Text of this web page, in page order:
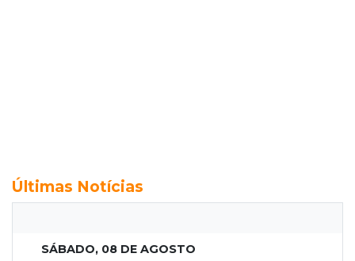
Últimas Notícias
SÁBADO, 08 DE AGOSTO